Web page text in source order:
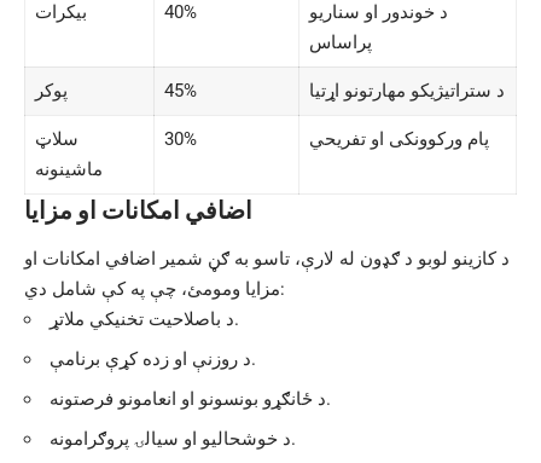
بیکرات 40%
د خوندور او سناریو
پراساس
پوکر 45% د ستراتیژیکو مهارتونو اړتیا
سلاټ
ماشینونه
30% پام ورکوونکی او تفریحي
اضافي امکانات او مزایا
د کازینو لوبو د ګډون له لارې، تاسو به ګڼ شمیر اضافي امکانات او
مزایا ومومئ، چې په کې شامل دي:
د باصلاحیت تخنیکي ملاتړ.
د روزنې او زده کړې برنامې.
د ځانګړو بونسونو او انعامونو فرصتونه.
د خوشحالیو او سیالۍ پروګرامونه.